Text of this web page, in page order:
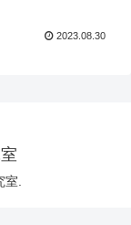
2023.08.30
.